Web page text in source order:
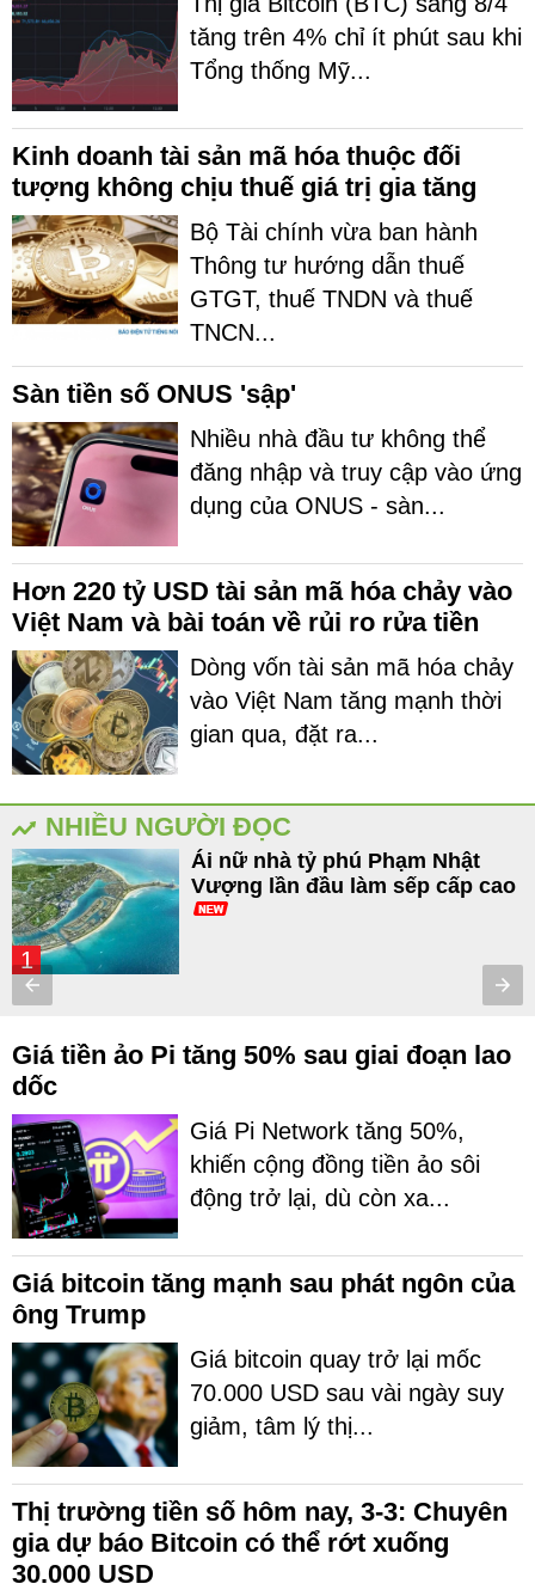
tăng trên 4% chỉ ít phút sau khi
Tổng thống Mỹ...
Kinh doanh tài sản mã hóa thuộc đối
tượng không chịu thuế giá trị gia tăng
Bộ Tài chính vừa ban hành
Thông tư hướng dẫn thuế
GTGT, thuế TNDN và thuế
TNCN...
Sàn tiền số ONUS 'sập'
Nhiều nhà đầu tư không thể
đăng nhập và truy cập vào ứng
dụng của ONUS - sàn...
Hơn 220 tỷ USD tài sản mã hóa chảy vào
Việt Nam và bài toán về rủi ro rửa tiền
Dòng vốn tài sản mã hóa chảy
vào Việt Nam tăng mạnh thời
gian qua, đặt ra...
NHIỀU NGƯỜI ĐỌC
1
Ái nữ nhà tỷ phú Phạm Nhật
Vượng lần đầu làm sếp cấp cao
Giá tiền ảo Pi tăng 50% sau giai đoạn lao
dốc
Giá Pi Network tăng 50%,
khiến cộng đồng tiền ảo sôi
động trở lại, dù còn xa...
Giá bitcoin tăng mạnh sau phát ngôn của
ông Trump
Giá bitcoin quay trở lại mốc
70.000 USD sau vài ngày suy
giảm, tâm lý thị...
Thị trường tiền số hôm nay, 3-3: Chuyên
gia dự báo Bitcoin có thể rớt xuống
30.000 USD